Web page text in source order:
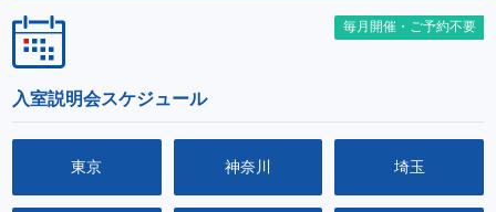
入室説明会スケジュール
毎月開催・ご予約不要
東京 神奈川 埼玉